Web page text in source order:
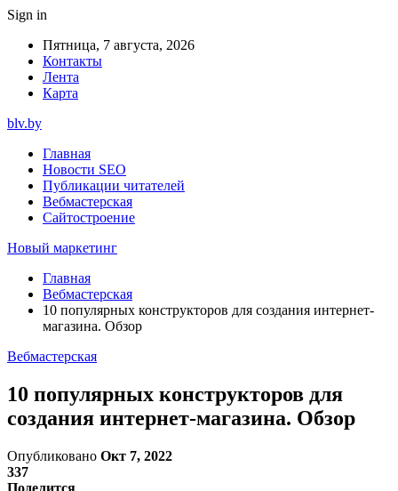
Sign in
Пятница, 7 августа, 2026
Контакты
Лента
Карта
blv.by
Главная
Новости SEO
Публикации читателей
Вебмастерская
Сайтостроение
Новый маркетинг
Главная
Вебмастерская
10 популярных конструкторов для создания интернет-
магазина. Обзор
Вебмастерская
10 популярных конструкторов для
создания интернет-магазина. Обзор
Опубликовано Окт 7, 2022
337
Поделится